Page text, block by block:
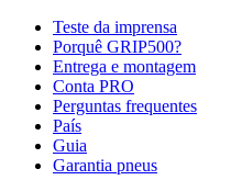
Teste da imprensa
Porquê GRIP500?
Entrega e montagem
Conta PRO
Perguntas frequentes
País
Guia
Garantia pneus